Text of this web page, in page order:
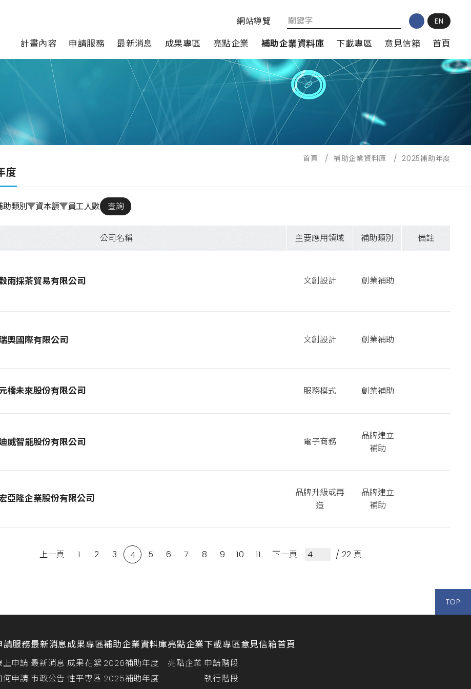
網站導覽 EN
計畫內容 申請服務 最新消息 成果專區 亮點企業 補助企業資料庫 下載專區 意見信箱 首頁
首頁 / 補助企業資料庫 / 2025補助年度
度
助類別 資本額 員工人數 查詢
公司名稱 主要應用領域 補助類別 備註
雨採茶貿易有限公司 文創設計 創業補助
奧國際有限公司 文創設計 創業補助
橋未來股份有限公司 服務模式 創業補助
威智能股份有限公司 電子商務
品牌建立
補助
亞隆企業股份有限公司
品牌升級或再
造
品牌建立
補助
上一頁 1 2 3 4 5 6 7 8 9 10 11 下一頁 / 22 頁
TOP
請服務
上申請
何申請
最新消息
最新消息
市政公告
成果專區
成果花絮
性平專區
補助企業資料庫
2026補助年度
2025補助年度
亮點企業
亮點企業
下載專區
申請階段
執行階段
意見信箱首頁